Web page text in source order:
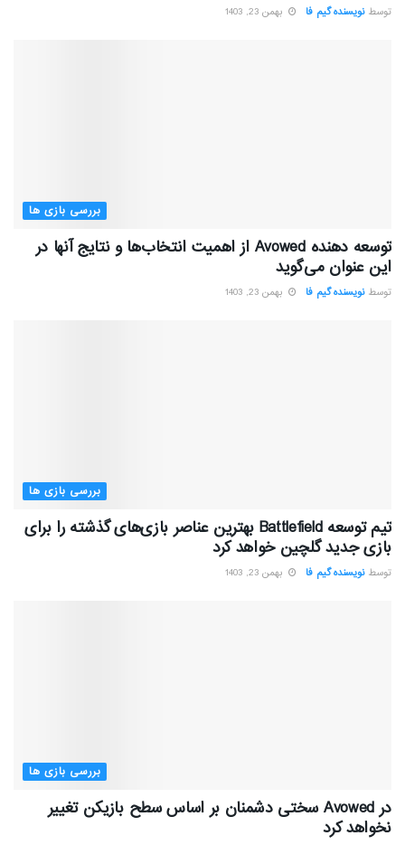
توسط نویسنده گیم فا بهمن 23, 1403
بررسی بازی ها
توسعه دهنده Avowed از اهمیت انتخاب‌ها و نتایج آنها در
این عنوان می‌گوید
توسط نویسنده گیم فا بهمن 23, 1403
بررسی بازی ها
تیم توسعه Battlefield بهترین عناصر بازی‌های گذشته را برای
بازی جدید گلچین خواهد کرد
توسط نویسنده گیم فا بهمن 23, 1403
بررسی بازی ها
در Avowed سختی دشمنان بر اساس سطح بازیکن تغییر
نخواهد کرد